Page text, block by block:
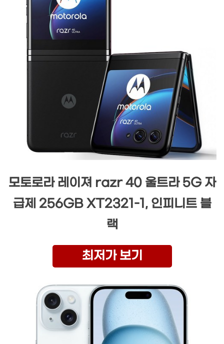
모토로라 레이져 razr 40 울트라 5G 자
급제 256GB XT2321-1, 인피니트 블
랙
최저가 보기